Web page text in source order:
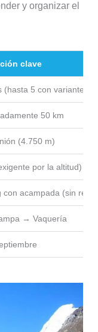
y organizar el
clave
(hasta 5 con variantes)
50 km
(4.750 m)
por la altitud)
con acampada (sin
→ Vaquería